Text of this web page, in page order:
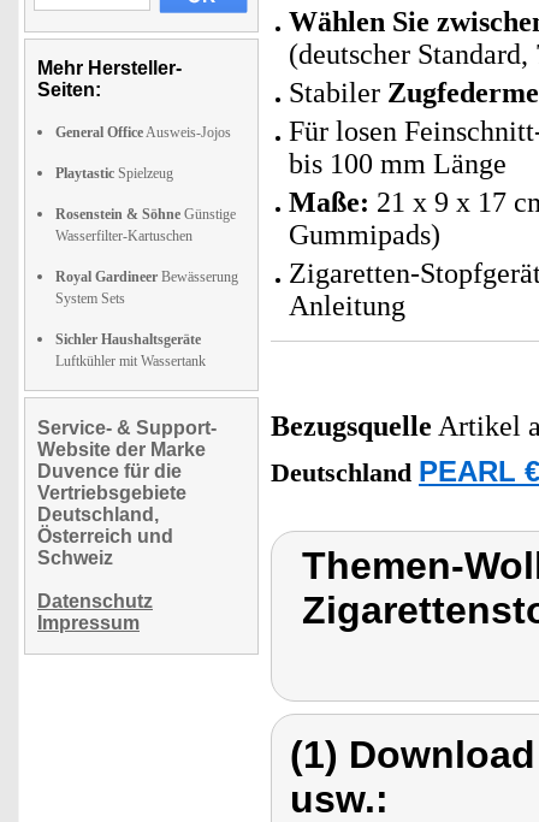
Mehr Hersteller-
Seiten:
General OfficeAusweis-Jojos
Playtastic Spielzeug
Rosenstein & Söhne Günstige
Wasserfilter-Kartuschen
Royal Gardineer Bewässerung
System Sets
Sichler Haushaltsgeräte
Luftkühler mit Wassertank
Service- & Support-
Website der Marke
Duvence für die
Vertriebsgebiete
Deutschland,
Österreich und
Schweiz
Datenschutz
Impressum
Wählen Sie
(deutscher
Stabiler
Für losen
bis 100 mm Länge
Maße: 21 x 9 x 17
Gummipads)
Zigaretten-
Anleitung
Bezugsquelle Artikel
Deutschland PEARL
Themen-
(1)
usw.: